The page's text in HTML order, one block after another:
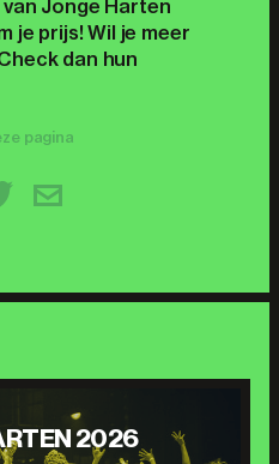
Jonge Harten
je prijs! Wil je meer
dan hun
pagina
2026